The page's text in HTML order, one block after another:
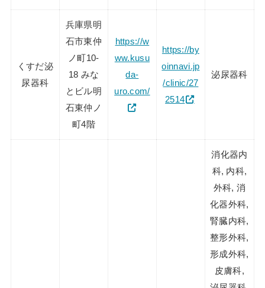
くすだ泌
尿器科
兵庫県明
石市東仲
ノ町10-
18 みな
とビル明
石東仲ノ
町4階
https://w
ww.kusu
da-
uro.com/
https://by
oinnavi.jp
/clinic/27
2514
泌尿器科
消化器内
科, 内科,
外科, 消
化器外科,
腎臓内科,
整形外科,
形成外科,
皮膚科,